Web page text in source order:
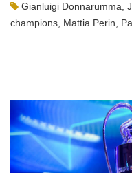
Gianluigi Donnarumma
champions Mattia Perin